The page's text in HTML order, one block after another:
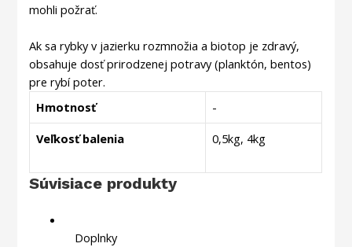
mohli požrať.
Ak sa rybky v jazierku rozmnožia a biotop je zdravý,
obsahuje dosť prirodzenej potravy (planktón, bentos)
pre rybí poter.
Hmotnosť
-
Veľkosť balenia
0,5kg, 4kg
Súvisiace produkty
Doplnky